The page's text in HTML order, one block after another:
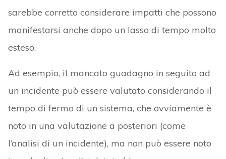
sarebbe corretto considerare impatti che possono
manifestarsi anche dopo un lasso di tempo molto
esteso.
Ad esempio, il mancato guadagno in seguito ad
un incidente può essere valutato considerando il
tempo di fermo di un sistema, che ovviamente è
noto in una valutazione a posteriori (come
l’analisi di un incidente), ma non può essere noto